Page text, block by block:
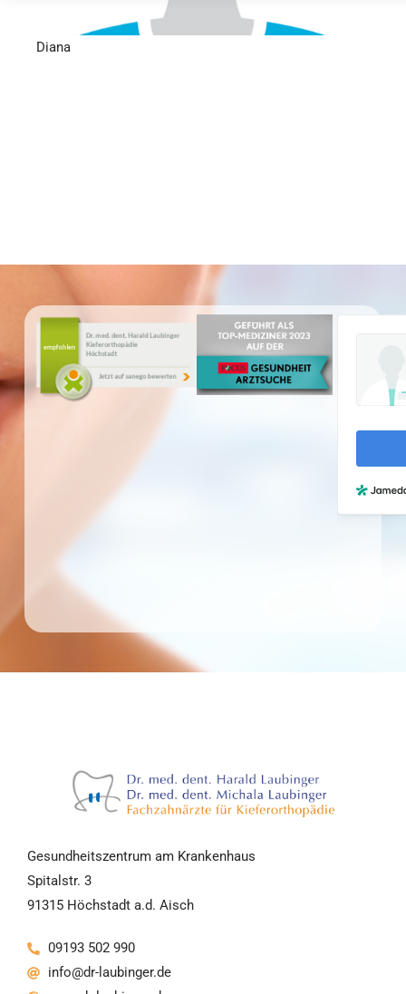
Diana
Gesundheitszentrum am Krankenhaus
Spitalstr. 3
91315 Höchstadt a.d. Aisch
09193 502 990
info@dr-laubinger.de